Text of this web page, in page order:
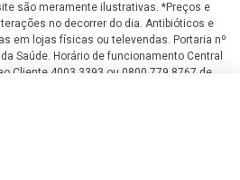
são meramente ilustrativas. *Preços e
no decorrer do dia. Antibióticos e
em lojas físicas ou televendas. Portaria nº
Saúde. Horário de funcionamento Central
Cliente 4003 3393 ou 0800 779 8767 de